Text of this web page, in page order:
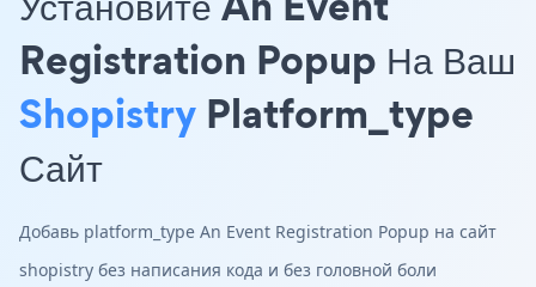
Registration Popup На Ваш
Shopistry Platform_type
Сайт
Добавь platform_type An Event Registration Popup на сайт
shopistry без написания кода и без головной боли